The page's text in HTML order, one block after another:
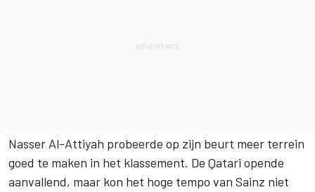
Nasser Al-Attiyah probeerde op zijn beurt meer terrein
goed te maken in het klassement. De Qatari opende
aanvallend, maar kon het hoge tempo van Sainz niet